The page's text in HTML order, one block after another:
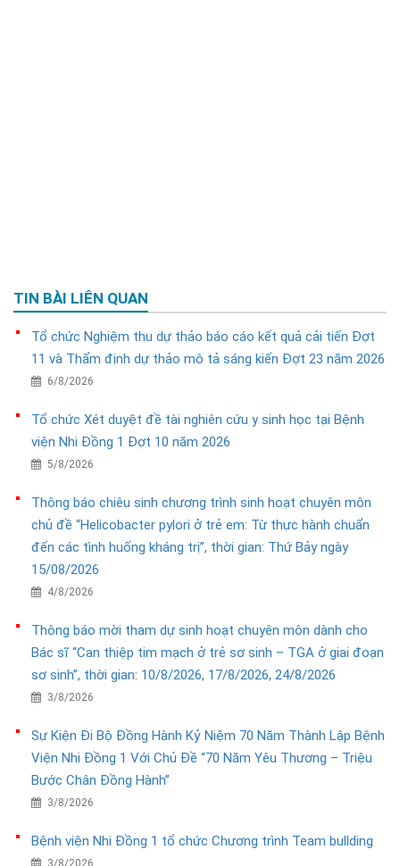
TIN BÀI LIÊN QUAN
Tổ chức Nghiệm thu dự thảo báo cáo kết quả cải tiến Đợt
11 và Thẩm định dự thảo mô tả sáng kiến Đợt 23 năm 2026
6/8/2026
Tổ chức Xét duyệt đề tài nghiên cứu y sinh học tại Bệnh
viện Nhi Đồng 1 Đợt 10 năm 2026
5/8/2026
Thông báo chiêu sinh chương trình sinh hoạt chuyên môn
chủ đề “Helicobacter pylori ở trẻ em: Từ thực hành chuẩn
đến các tình huống kháng trị”, thời gian: Thứ Bảy ngày
15/08/2026
4/8/2026
Thông báo mời tham dự sinh hoạt chuyên môn dành cho
Bác sĩ “Can thiệp tim mạch ở trẻ sơ sinh – TGA ở giai đoạn
sơ sinh”, thời gian: 10/8/2026, 17/8/2026, 24/8/2026
3/8/2026
Sự Kiện Đi Bộ Đồng Hành Kỷ Niệm 70 Năm Thành Lập Bệnh
Viện Nhi Đồng 1 Với Chủ Đề “70 Năm Yêu Thương – Triệu
Bước Chân Đồng Hành”
3/8/2026
Bệnh viện Nhi Đồng 1 tổ chức Chương trình Team bullding
3/8/2026